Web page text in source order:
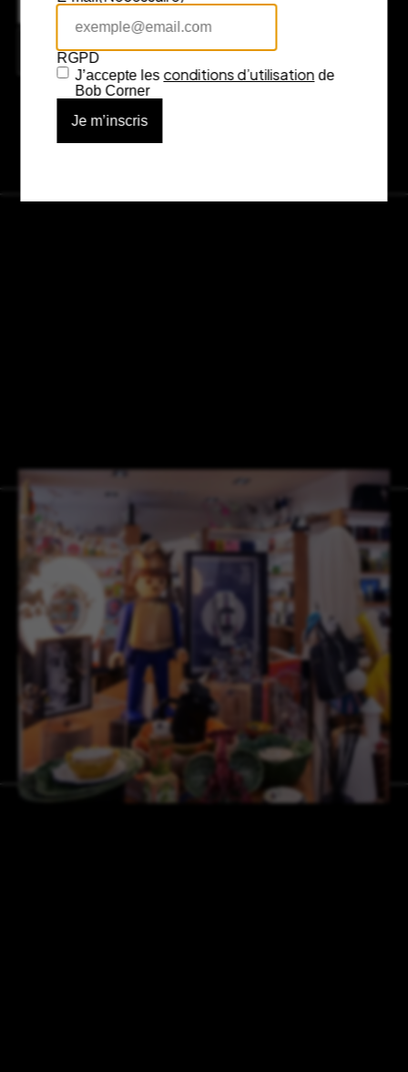
7 rue Fénelon, 33000 Bordeaux
Consulter l’itinéraire sur Google Maps
RGPD
J’accepte lesconditions d’utilisation de
Bob Corner